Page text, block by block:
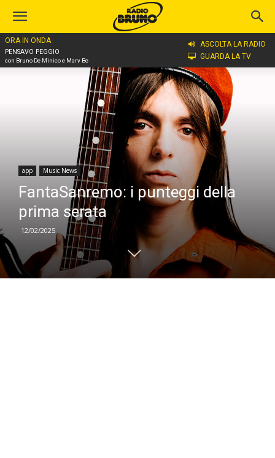
ORA IN ONDA
PENSAVO PEGGIO
con Bruno De Minico e Mary Be
ASCOLTA LA RADIO
GUARDA LA TV
Home
app Music News
FantaSanremo: i punteggi della
prima serata
12/02/2025